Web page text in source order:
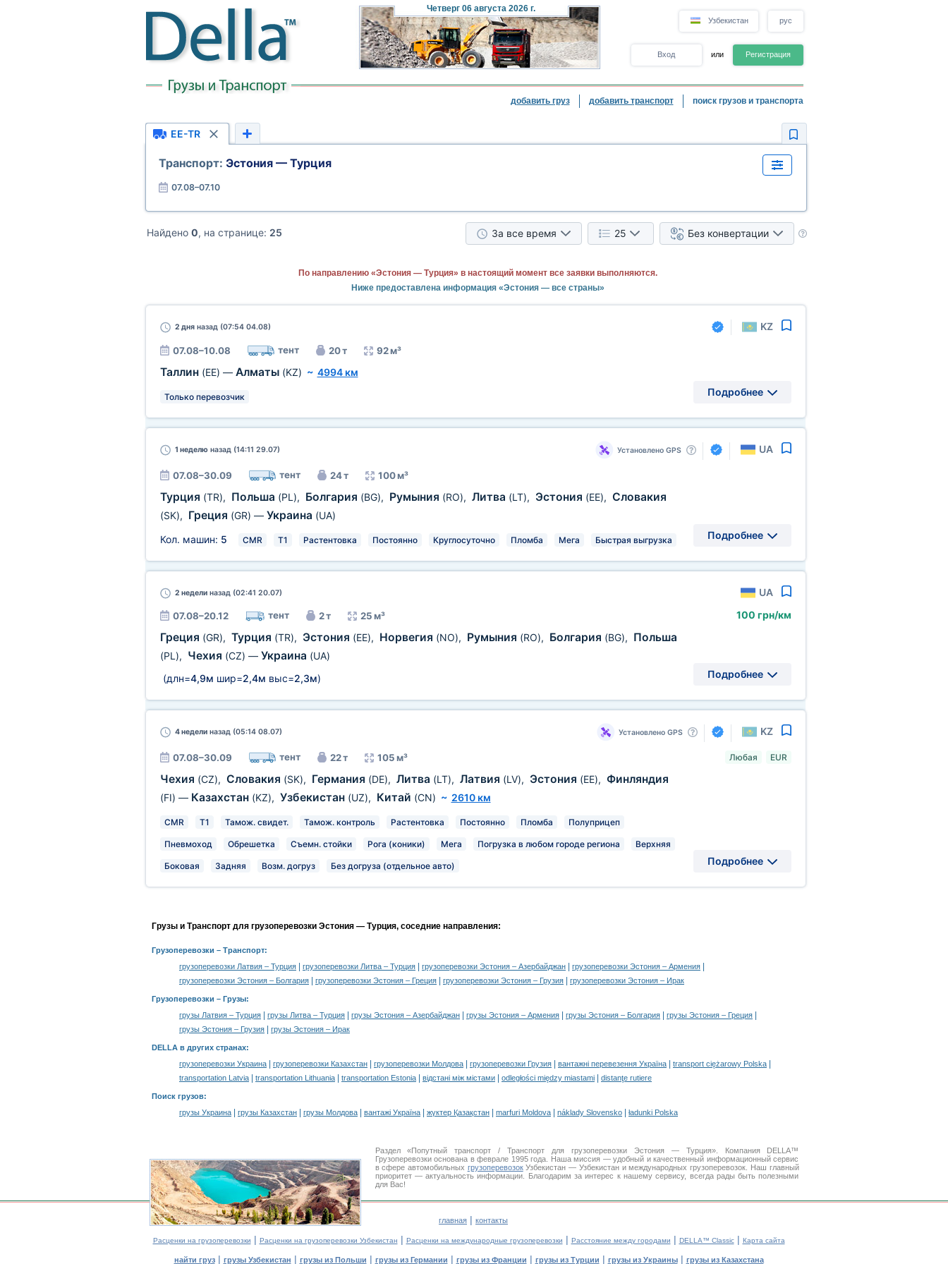
Четверг 06 августа 2026 г.
Узбекистан рус
Вход или Регистрация
добавить груз добавить транспорт поиск грузов и транспорта
EE-TR
Транспорт: Эстония — Турция
07.08–07.10
Найдено 0, на странице: 25 За все время 25 Без конвертации
По направлению «Эстония — Турция» в настоящий момент все заявки выполняются.
Ниже предоставлена информация «Эстония — все страны»
2 дняназад (07:54 04.08) KZ
07.08–10.08 тент 20 т 92 м³
Таллин (EE) — Алматы (KZ) ~ 4994 км
Только перевозчик Подробнее
1 неделюназад (14:11 29.07) Установлено GPS UA
07.08–30.09 тент 24 т 100 м³
Турция (TR), Польша (PL), Болгария (BG), Румыния (RO), Литва (LT), Эстония (EE), Словакия
(SK), Греция (GR) — Украина (UA)
Кол. машин: 5 CMR T1 Растентовка Постоянно Круглосуточно Пломба Мега Быстрая выгрузка Подробнее
2 неделиназад (02:41 20.07) UA
07.08–20.12 тент 2 т 25 м³
Греция (GR), Турция (TR), Эстония (EE), Норвегия (NO), Румыния (RO), Болгария (BG), Польша
(PL), Чехия (CZ) — Украина (UA)
(длн=4,9м шир=2,4м выс=2,3м)
100 грн/км
Подробнее
4 неделиназад (05:14 08.07) Установлено GPS KZ
07.08–30.09 тент 22 т 105 м³
Чехия (CZ), Словакия (SK), Германия (DE), Литва (LT), Латвия (LV), Эстония (EE), Финляндия
(FI) — Казахстан (KZ), Узбекистан (UZ), Китай (CN) ~ 2610 км
CMR T1 Тамож. свидет. Тамож. контроль Растентовка Постоянно Пломба Полуприцеп
Пневмоход Обрешетка Съемн. стойки Рога (коники) Мега Погрузка в любом городе региона Верхняя
Боковая Задняя Возм. догруз Без догруза (отдельное авто)
Любая EUR
Подробнее
Грузы и Транспорт для грузоперевозки Эстония — Турция, соседние направления:
Грузоперевозки – Транспорт:
грузоперевозки Латвия – Турция
грузоперевозки Литва – Турция грузоперевозки Эстония – Азербайджан грузоперевозки Эстония – Армения
грузоперевозки Эстония – Болгария грузоперевозки Эстония – Греция грузоперевозки Эстония – Грузия грузоперевозки Эстония – Ирак
Грузоперевозки – Грузы:
грузы Латвия – Турция
грузы Литва – Турция грузы Эстония – Азербайджан грузы Эстония – Армения грузы Эстония – Болгария грузы Эстония – Греция
грузы Эстония – Грузия грузы Эстония – Ирак
DELLA в других странах:
грузоперевозки Украина
грузоперевозки Казахстан грузоперевозки Молдова грузоперевозки Грузия вантажні перевезення Україна transport ciężarowy Polska
transportation Latvia transportation Lithuania transportation Estonia відстані між містами odległości między miastami distanţe rutiere
Поиск грузов:
грузы Украина
грузы Казахстан грузы Молдова вантажі Україна жүктер Қазақстан marfuri Moldova náklady Slovensko ładunki Polska
Раздел «Попутный транспорт / Транспорт для грузоперевозки Эстония — Турция». Компания DELLA™
Грузоперевозки основана в феврале 1995 года. Наша миссия — удобный и качественный информационный сервис
в сфере автомобильных грузоперевозокУзбекистан — Узбекистан и международных грузоперевозок. Наш главный
приоритет — актуальность информации. Благодарим за интерес к нашему сервису, всегда рады быть полезными
для Вас!
главная | контакты
Расценки на грузоперевозки | Расценки на грузоперевозки Узбекистан | Расценки на международные грузоперевозки | Расстояние между городами | DELLA™ Classic| Карта сайта
найти груз| грузы Узбекистан | грузы из Польши | грузы из Германии | грузы из Франции | грузы из Турции | грузы из Украины| грузы из Казахстана